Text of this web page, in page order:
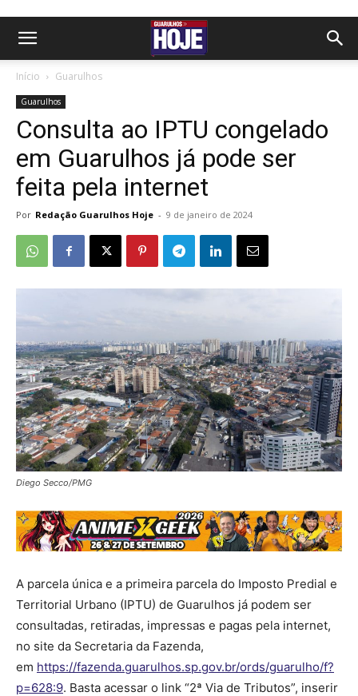
Início Guarulhos
Guarulhos
Consulta ao IPTU congelado
em Guarulhos já pode ser
feita pela internet
Por Redação Guarulhos Hoje - 9 de janeiro de 2024
Diego Secco/PMG
A parcela única e a primeira parcela do Imposto Predial e
Territorial Urbano (IPTU) de Guarulhos já podem ser
consultadas, retiradas, impressas e pagas pela internet,
no site da Secretaria da Fazenda,
em https://fazenda.guarulhos.sp.gov.br/ords/guarulho/f?
p=628:9. Basta acessar o link “2ª Via de Tributos”, inserir